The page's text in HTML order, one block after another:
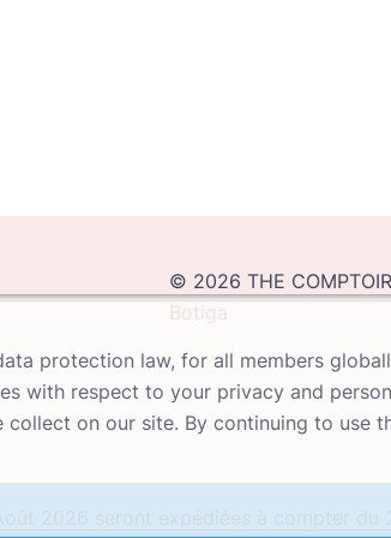
2026 seront expédiées à compter du
© 2026 THE
Botiga
protection law, for all members
with respect to your privacy and
on our site. By continuing to use